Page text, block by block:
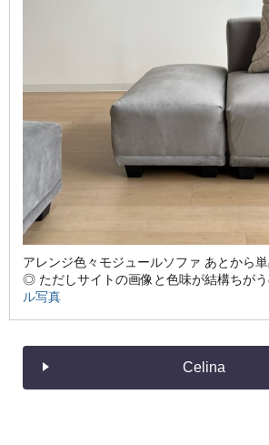
アレンジ色々モジュールソファ あとから
◎ ただしサイトの画像と色味が結構ちが
ル写真
Celina